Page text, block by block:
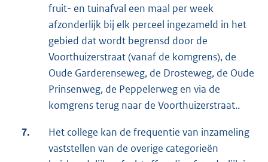
fruit- en tuinafval een maal per week
afzonderlijk bij elk perceel ingezameld in het
gebied dat wordt begrensd door de
Voorthuizerstraat (vanaf de komgrens), de
Oude Garderenseweg, de Drosteweg, de Oude
Prinsenweg, de Peppelerweg en via de
komgrens terug naar de Voorthuizerstraat..
7.
Het college kan de frequentie van inzameling
vaststellen van de overige categorieën